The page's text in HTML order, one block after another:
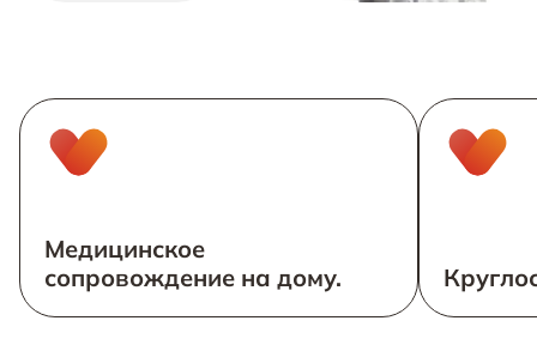
Медицинское
сопровождение на дому.